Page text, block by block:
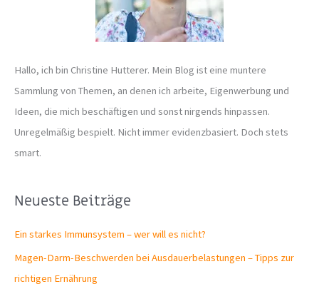
Hallo, ich bin Christine Hutterer. Mein Blog ist eine muntere
Sammlung von Themen, an denen ich arbeite, Eigenwerbung und
Ideen, die mich beschäftigen und sonst nirgends hinpassen.
Unregelmäßig bespielt. Nicht immer evidenzbasiert. Doch stets
smart.
Neueste Beiträge
Ein starkes Immunsystem – wer will es nicht?
Magen-Darm-Beschwerden bei Ausdauerbelastungen – Tipps zur
richtigen Ernährung